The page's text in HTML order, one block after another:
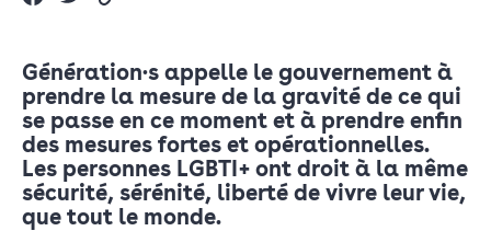
Génération·s appelle le gouvernement à
prendre la mesure de la gravité de ce qui
se passe en ce moment et à prendre enfin
des mesures fortes et opérationnelles.
Les personnes LGBTI+ ont droit à la même
sécurité, sérénité, liberté de vivre leur vie,
que tout le monde.